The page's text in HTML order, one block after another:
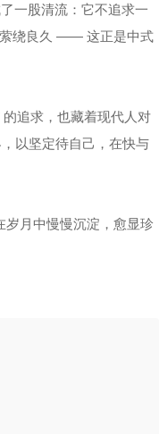
一股清流：它不追求一
萦绕良久 —— 这正是中式
的追求，也藏着现代人对
以坚定待自己，在快与
月中慢慢沉淀，愈显珍